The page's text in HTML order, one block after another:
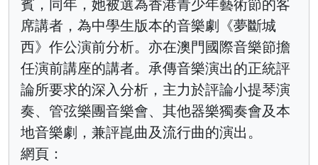
賓，同年，她被選為香港青少年藝術節的客
席講者，為中學生版本的音樂劇《夢斷城
西》作公演前分析。亦在澳門國際音樂節擔
任演前講座的講者。承傳音樂演出的正統評
論所要求的深入分析，主力於評論小提琴演
奏、管弦樂團音樂會、其他器樂獨奏會及本
地音樂劇，兼評崑曲及流行曲的演出。
網頁：